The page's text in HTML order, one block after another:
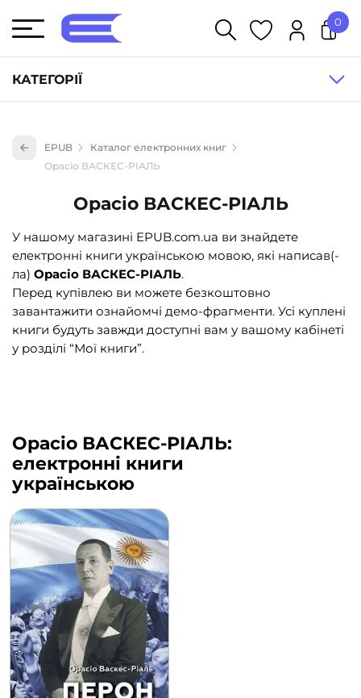
КАТЕГОРІЇ
Книги для дітей (835)
Науково-популярна література (1015)
Навчальна література та посібники (527)
Енциклопедії, довідники, словники (55)
Подарункові сертифікати (1)
0
EPUB
Каталог електронних книг
Орасіо ВАСКЕС-РІАЛЬ
Орасіо ВАСКЕС-РІАЛЬ
У нашому магазині EPUB.com.ua ви знайдете
електронні книги українською мовою, які написав(-
ла) Орасіо ВАСКЕС-РІАЛЬ.
Перед купівлею ви можете безкоштовно
завантажити ознайомчі демо-фрагменти. Усі куплені
книги будуть завжди доступні вам у вашому кабінеті
у розділі “Мої книги”.
Орасіо ВАСКЕС-РІАЛЬ:
електронні книги
українською